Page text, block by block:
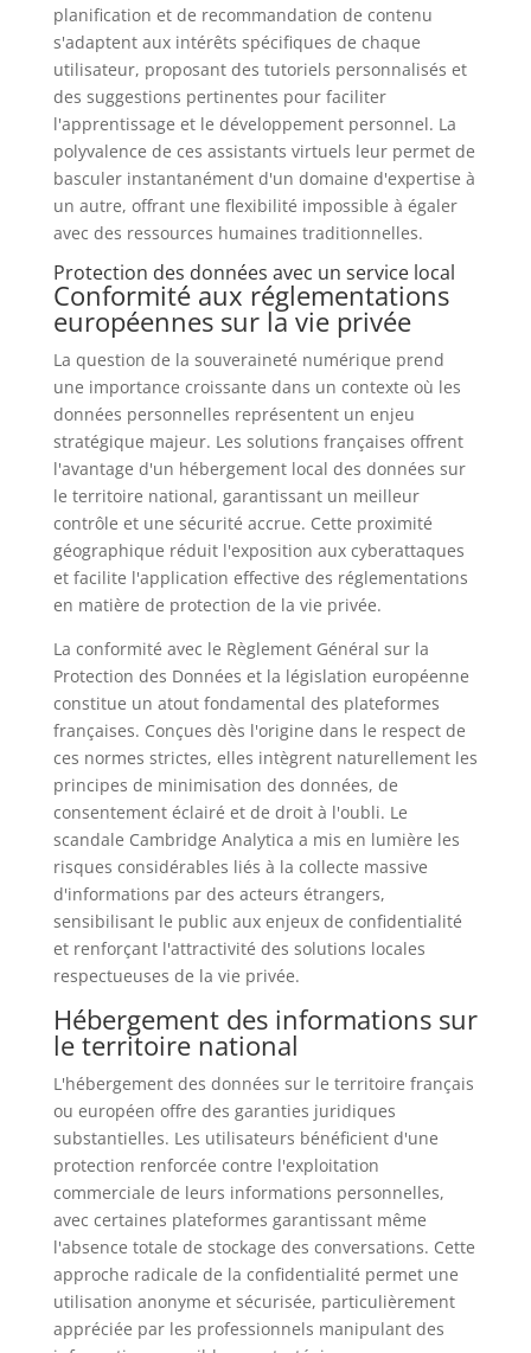
planification et de recommandation de contenu
s'adaptent aux intérêts spécifiques de chaque
utilisateur, proposant des tutoriels personnalisés et
des suggestions pertinentes pour faciliter
l'apprentissage et le développement personnel. La
polyvalence de ces assistants virtuels leur permet de
basculer instantanément d'un domaine d'expertise à
un autre, offrant une flexibilité impossible à égaler
avec des ressources humaines traditionnelles.
Protection des données avec un service local
Conformité aux réglementations
européennes sur la vie privée
La question de la souveraineté numérique prend
une importance croissante dans un contexte où les
données personnelles représentent un enjeu
stratégique majeur. Les solutions françaises offrent
l'avantage d'un hébergement local des données sur
le territoire national, garantissant un meilleur
contrôle et une sécurité accrue. Cette proximité
géographique réduit l'exposition aux cyberattaques
et facilite l'application effective des réglementations
en matière de protection de la vie privée.
La conformité avec le Règlement Général sur la
Protection des Données et la législation européenne
constitue un atout fondamental des plateformes
françaises. Conçues dès l'origine dans le respect de
ces normes strictes, elles intègrent naturellement les
principes de minimisation des données, de
consentement éclairé et de droit à l'oubli. Le
scandale Cambridge Analytica a mis en lumière les
risques considérables liés à la collecte massive
d'informations par des acteurs étrangers,
sensibilisant le public aux enjeux de confidentialité
et renforçant l'attractivité des solutions locales
respectueuses de la vie privée.
Hébergement des informations sur
le territoire national
L'hébergement des données sur le territoire français
ou européen offre des garanties juridiques
substantielles. Les utilisateurs bénéficient d'une
protection renforcée contre l'exploitation
commerciale de leurs informations personnelles,
avec certaines plateformes garantissant même
l'absence totale de stockage des conversations. Cette
approche radicale de la confidentialité permet une
utilisation anonyme et sécurisée, particulièrement
appréciée par les professionnels manipulant des